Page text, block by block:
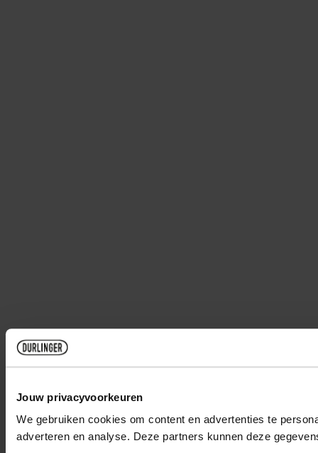
Jouw privacyvoorkeuren
We gebruiken cookies om content en advertenties te
adverteren en analyse. Deze partners kunnen deze